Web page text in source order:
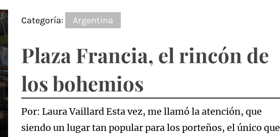
Categoría: Argentina
Plaza Francia, el rincón de
los bohemios
Por: Laura Vaillard Esta vez, me llamó la atención, que
siendo un lugar tan popular para los porteños, el único que